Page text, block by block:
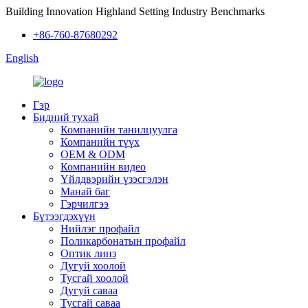
Building Innovation Highland Setting Industry Benchmarks
+86-760-87680292
English
Гэр
Бидний тухай
Компанийн танилцуулга
Компанийн түүх
OEM & ODM
Компанийн видео
Үйлдвэрийн үзэсгэлэн
Манай баг
Гэрчилгээ
Бүтээгдэхүүн
Нийлэг профайл
Поликарбонатын профайл
Оптик линз
Дугуй хоолой
Тусгай хоолой
Дугуй саваа
Тусгай саваа